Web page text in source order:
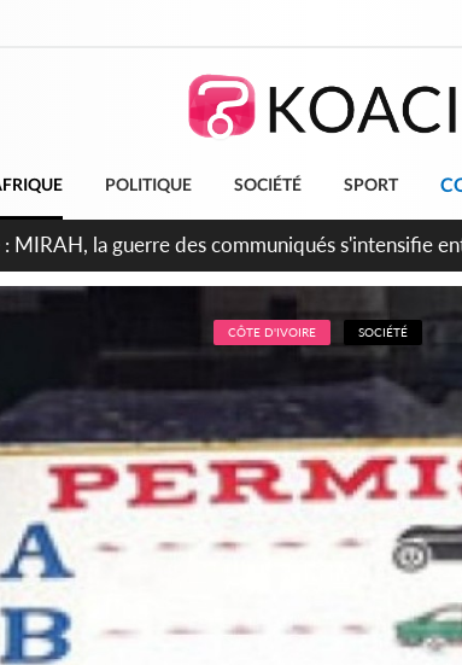
POLITIQUE SOCIÉTÉ SPORT
Indépendance 2026, Thiam plaide pour un
CÔTE D'IVOIRE SOCIÉTÉ